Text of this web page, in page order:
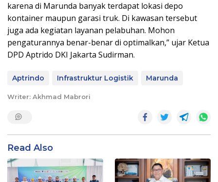
karena di Marunda banyak terdapat lokasi depo
kontainer maupun garasi truk. Di kawasan tersebut
juga ada kegiatan layanan pelabuhan. Mohon
pengaturannya benar-benar di optimalkan,” ujar Ketua
DPD Aptrido DKI Jakarta Sudirman.
Aptrindo Infrastruktur Logistik Marunda
Writer: Akhmad Mabrori
Read Also